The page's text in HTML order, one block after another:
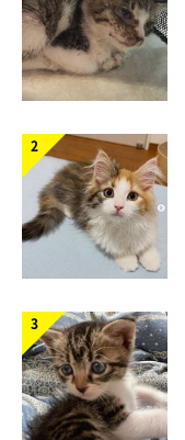
生後約3カ月のレオナルド
@SShigebon
飼い主さん：